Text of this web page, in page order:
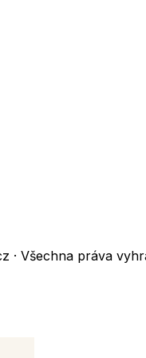
· Všechna práva